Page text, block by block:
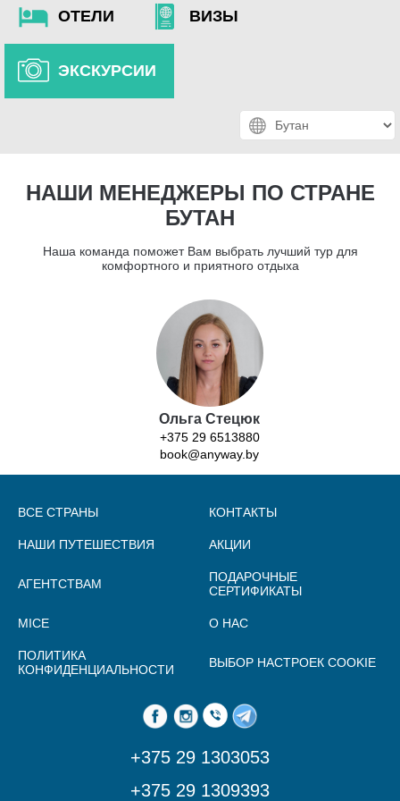
ОТЕЛИ ВИЗЫ
ЭКСКУРСИИ
НАШИ МЕНЕДЖЕРЫ ПО СТРАНЕ
БУТАН
Наша команда поможет Вам выбрать лучший тур для
комфортного и приятного отдыха
Ольга Стецюк
+375 29 6513880
book@anyway.by
ВСЕ СТРАНЫ КОНТАКТЫ
НАШИ ПУТЕШЕСТВИЯ АКЦИИ
АГЕНТСТВАМ
ПОДАРОЧНЫЕ
СЕРТИФИКАТЫ
MICE О НАС
ПОЛИТИКА
КОНФИДЕНЦИАЛЬНОСТИ
ВЫБОР НАСТРОЕК COOKIE
+375 29 1303053
+375 29 1309393